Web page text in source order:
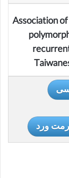
Association
ورد